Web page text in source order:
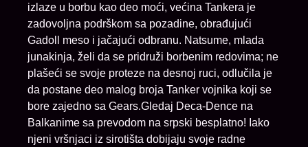
izlaze u borbu kao deo moći, većina Tankera je
zadovoljna podrškom sa pozadine, obrađujući
Gadoll meso i jačajući odbranu. Natsume, mlada
junakinja, želi da se pridruži borbenim redovima; ne
plašeći se svoje proteze na desnoj ruci, odlučila je
da postane deo malog broja Tanker vojnika koji se
bore zajedno sa Gears.Gledaj Deca-Dence na
Balkanime sa prevodom na srpski besplatno! Iako
njeni vršnjaci iz sirotišta dobijaju svoje radne